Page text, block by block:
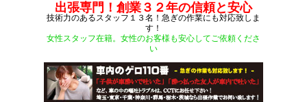
出張専門！創業３２年の信頼と安心
技術力のあるスタッフ１３名！急ぎの作業にも対応致しま
す！
女性スタッフ在籍。女性のお客様も安心してご依頼くださ
い